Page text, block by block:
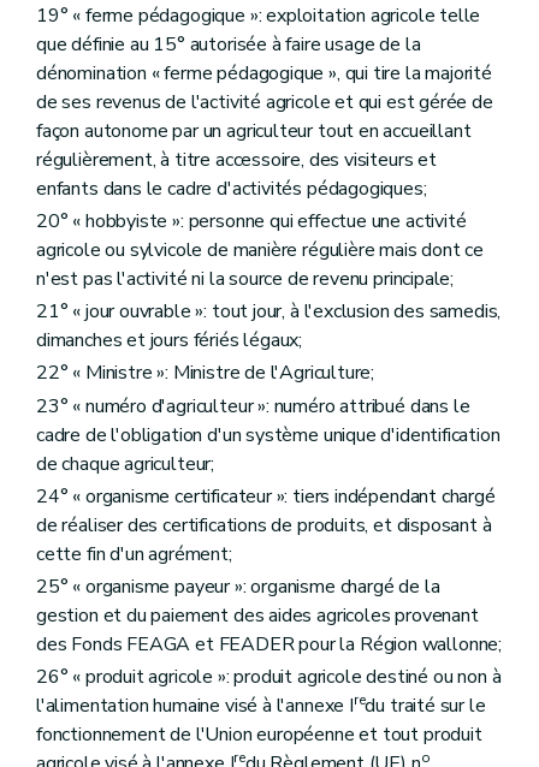
Art. D283
Art. D284
Art. D285
Art. D286
Art. D286/1
Art. D287
Art. D288
Art. D289
Art. D290
Art. D291
Art. D292
Art. D293
Art. D294
Art. D295
Art. D295/1
Art. D296
Art. D297
Art. D298
Art. D299
Art. D300
Sous-section 5
Art. D301
Art. D302
Art. D303
Art. D304
Art. D305
Art. D306
Sous-section 6 Des voies de recours
Art. D307
Art. D308
Sous-section 7 Des formalités finales
Art. D309
Art. D310
19° « ferme pédagogique »: exploitation agricole telle
que définie au 15° autorisée à faire usage de la
dénomination « ferme pédagogique », qui tire la majorité
de ses revenus de l'activité agricole et qui est gérée de
façon autonome par un agriculteur tout en accueillant
régulièrement, à titre accessoire, des visiteurs et
enfants dans le cadre d'activités pédagogiques;
20° « hobbyiste »: personne qui effectue une activité
agricole ou sylvicole de manière régulière mais dont ce
n'est pas l'activité ni la source de revenu principale;
21° « jour ouvrable »: tout jour, à l'exclusion des samedis,
dimanches et jours fériés légaux;
22° « Ministre »: Ministre de l'Agriculture;
23° « numéro d'agriculteur »: numéro attribué dans le
cadre de l'obligation d'un système unique d'identification
de chaque agriculteur;
24° « organisme certificateur »: tiers indépendant chargé
de réaliser des certifications de produits, et disposant à
cette fin d'un agrément;
25° « organisme payeur »: organisme chargé de la
gestion et du paiement des aides agricoles provenant
des Fonds FEAGA et FEADER pour la Région wallonne;
26° « produit agricole »: produit agricole destiné ou non à
l'alimentation humaine visé à l'annexe Iredu traité sur le
fonctionnement de l'Union européenne et tout produit
re o